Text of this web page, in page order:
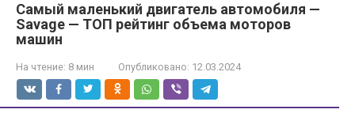
Самый маленький двигатель автомобиля —
Savage — ТОП рейтинг объема моторов
машин
На чтение: 8 мин Опубликовано: 12.03.2024